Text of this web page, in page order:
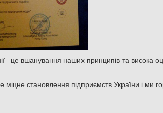
–це вшанування наших принципів та висока
становлення підприємств України і ми